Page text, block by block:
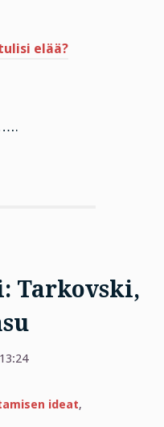
elää?
Tarkovski,
13:24
ideat,